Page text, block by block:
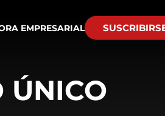
EMPRESARIAL
ÚNICO